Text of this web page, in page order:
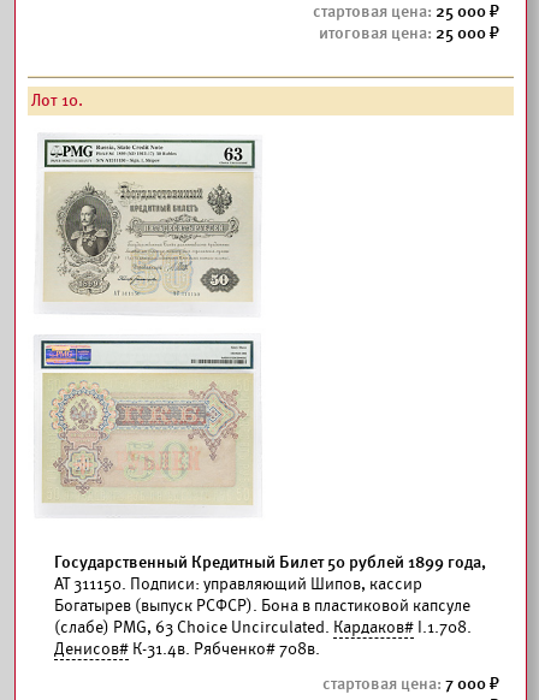
25 000
25 000
Лот 10.
Государственный Кредитный Билет 50 рублей 1899 года,
АТ 311150. Подписи: управляющий Шипов, кассир
Богатырев (выпуск РСФСР). Бона в пластиковой капсуле
(слабе) PMG, 63 Choice Uncirculated. Кардаков# I.1.708.
Денисов# К-31.4в. Рябченко# 708в.
7 000